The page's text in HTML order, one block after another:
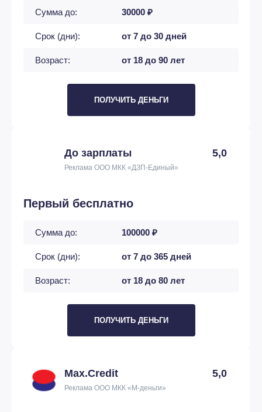
Сумма до: 30000 ₽
Срок (дни): от 7 до 30 дней
Возраст: от 18 до 90 лет
ПОЛУЧИТЬ ДЕНЬГИ
До зарплаты 5,0
Реклама ООО МКК «ДЗП-Единый»
Первый бесплатно
Сумма до: 100000 ₽
Срок (дни): от 7 до 365 дней
Возраст: от 18 до 80 лет
ПОЛУЧИТЬ ДЕНЬГИ
Max.Credit 5,0
Реклама ООО МКК «М-деньги»